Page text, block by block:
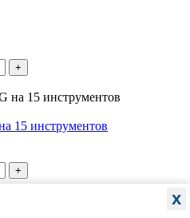
+
15 инструментов
+
x